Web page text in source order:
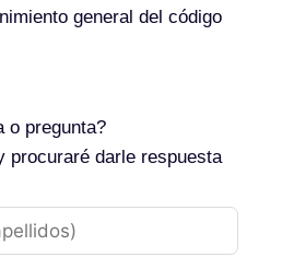
general del código
o pregunta?
procuraré darle respuesta